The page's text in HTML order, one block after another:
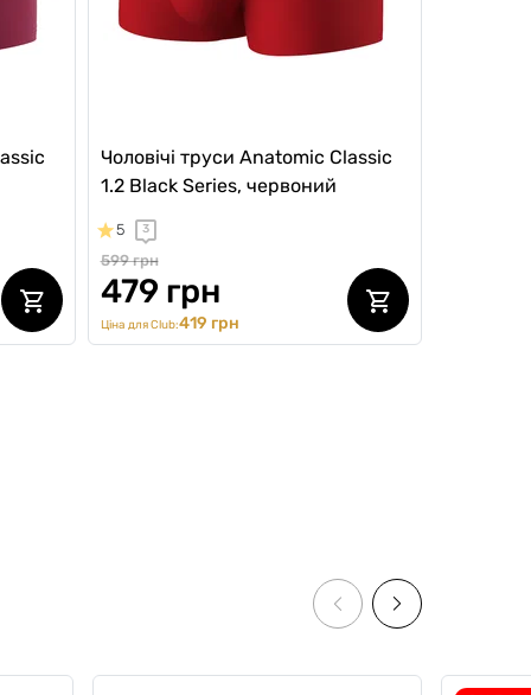
Чоловічі труси Anatomic Classic
1.2 Black Series, червоний
5 3
599 грн
479 грн
Ціна для Club:419 грн